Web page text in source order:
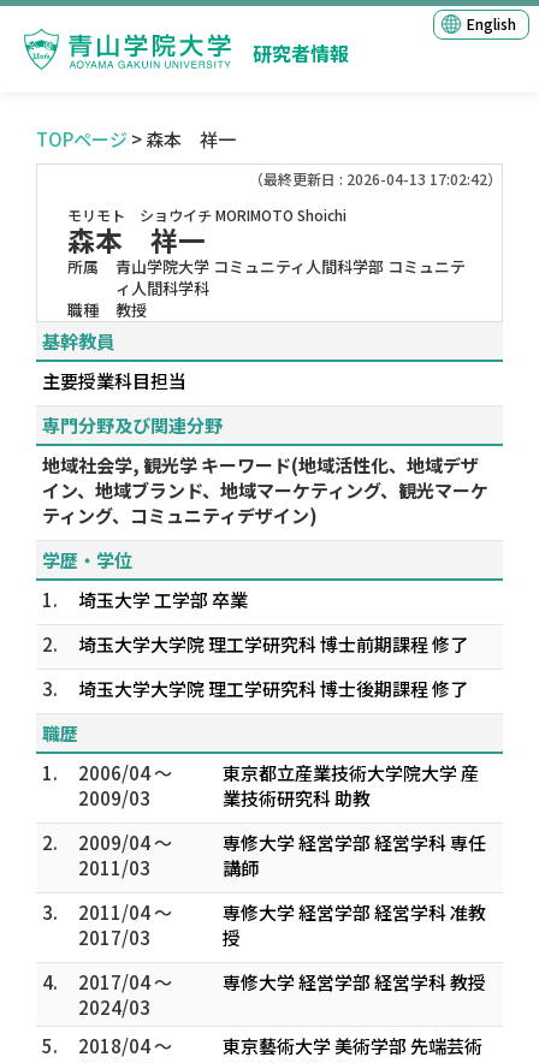
研究者情報
English
TOPページ > 森本 祥一
（最終更新日 : 2026-04-13 17:02:42）
モリモト ショウイチMORIMOTO Shoichi
森本 祥一
所属
青山学院大学 コミュニティ人間科学部 コミュニテ
ィ人間科学科
職種
教授
基幹教員
主要授業科目担当
専門分野及び関連分野
地域社会学, 観光学 キーワード(地域活性化、地域デザ
イン、地域ブランド、地域マーケティング、観光マーケ
ティング、コミュニティデザイン)
学歴・学位
1.
埼玉大学 工学部 卒業
2.
埼玉大学大学院 理工学研究科 博士前期課程 修了
3.
埼玉大学大学院 理工学研究科 博士後期課程 修了
職歴
1.
2006/04 ～
2009/03
東京都立産業技術大学院大学 産
業技術研究科 助教
2.
2009/04 ～
2011/03
専修大学 経営学部 経営学科 専任
講師
3.
2011/04 ～
2017/03
専修大学 経営学部 経営学科 准教
授
4.
2017/04 ～
2024/03
専修大学 経営学部 経営学科 教授
5.
2018/04 ～
東京藝術大学 美術学部 先端芸術